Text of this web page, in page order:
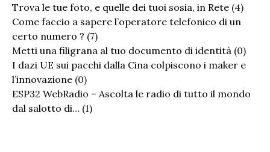
Trova le tue foto, e quelle dei tuoi sosia, in Rete (4)
Come faccio a sapere l’operatore telefonico di un
certo numero ? (7)
Metti una filigrana al tuo documento di identità (0)
I dazi UE sui pacchi dalla Cina colpiscono i maker e
l’innovazione (0)
ESP32 WebRadio – Ascolta le radio di tutto il mondo
dal salotto di… (1)